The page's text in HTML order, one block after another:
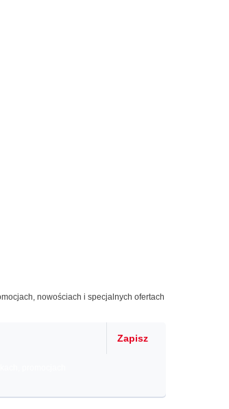
nowościach i specjalnych ofertach
Zapisz